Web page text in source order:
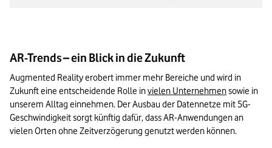
AR-Trends – ein Blick in die Zukunft
Augmented Reality erobert immer mehr Bereiche und wird in
Zukunft eine entscheidende Rolle in vielen Unternehmen sowie in
unserem Alltag einnehmen. Der Ausbau der Datennetze mit 5G-
Geschwindigkeit sorgt künftig dafür, dass AR-Anwendungen an
vielen Orten ohne Zeitverzögerung genutzt werden können.